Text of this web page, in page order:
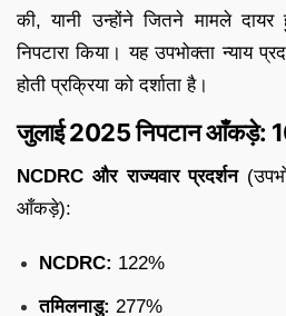
की, यानी उन्होंने जितने मामले
निपटारा किया। यह उपभोक्ता
होती प्रक्रिया को दर्शाता है।
जुलाई 2025 निपटान आँकड़े:
NCDRC और राज्यवार प्रदर्शन
आँकड़े):
NCDRC: 122%
तमिलनाडु: 277%